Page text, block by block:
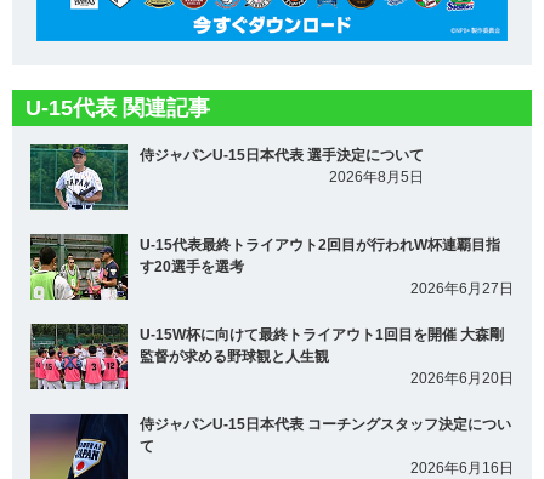
U-15代表 関連記事
侍ジャパンU-15日本代表 選手決定について
2026年8月5日
U-15代表最終トライアウト2回目が行われW杯連覇目指
す20選手を選考
2026年6月27日
U-15W杯に向けて最終トライアウト1回目を開催 大森剛
監督が求める野球観と人生観
2026年6月20日
侍ジャパンU-15日本代表 コーチングスタッフ決定につい
て
2026年6月16日